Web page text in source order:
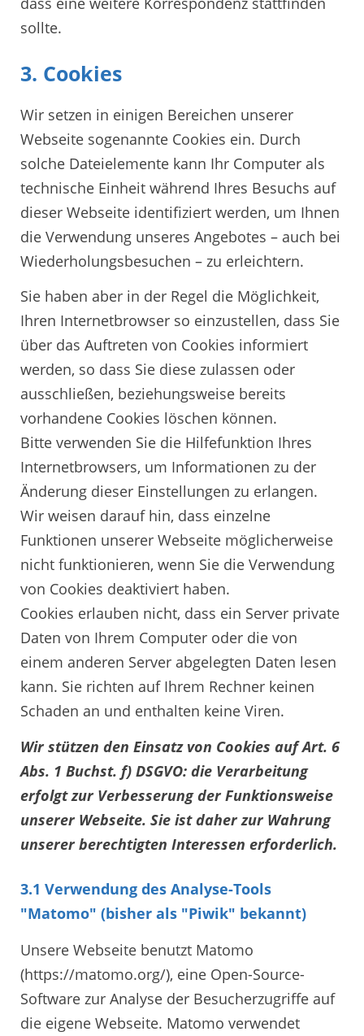
sollte.
3. Cookies
Wir setzen in einigen Bereichen unserer
Webseite sogenannte Cookies ein. Durch
solche Dateielemente kann Ihr Computer als
technische Einheit während Ihres Besuchs auf
dieser Webseite identifiziert werden, um Ihnen
die Verwendung unseres Angebotes – auch bei
Wiederholungsbesuchen – zu erleichtern.
Sie haben aber in der Regel die Möglichkeit,
Ihren Internetbrowser so einzustellen, dass Sie
über das Auftreten von Cookies informiert
werden, so dass Sie diese zulassen oder
ausschließen, beziehungsweise bereits
vorhandene Cookies löschen können.
Bitte verwenden Sie die Hilfefunktion Ihres
Internetbrowsers, um Informationen zu der
Änderung dieser Einstellungen zu erlangen.
Wir weisen darauf hin, dass einzelne
Funktionen unserer Webseite möglicherweise
nicht funktionieren, wenn Sie die Verwendung
von Cookies deaktiviert haben.
Cookies erlauben nicht, dass ein Server private
Daten von Ihrem Computer oder die von
einem anderen Server abgelegten Daten lesen
kann. Sie richten auf Ihrem Rechner keinen
Schaden an und enthalten keine Viren.
Wir stützen den Einsatz von Cookies auf Art. 6
Abs. 1 Buchst. f) DSGVO: die Verarbeitung
erfolgt zur Verbesserung der Funktionsweise
unserer Webseite. Sie ist daher zur Wahrung
unserer berechtigten Interessen erforderlich.
3.1 Verwendung des Analyse-Tools
"Matomo" (bisher als "Piwik" bekannt)
Unsere Webseite benutzt Matomo
(https://matomo.org/), eine Open-Source-
Software zur Analyse der Besucherzugriffe auf
die eigene Webseite. Matomo verwendet